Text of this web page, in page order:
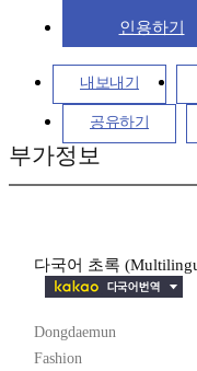
인용하기
내보내기
공유하기
부가정보
다국어 초록
Dongdaemun
Fashion